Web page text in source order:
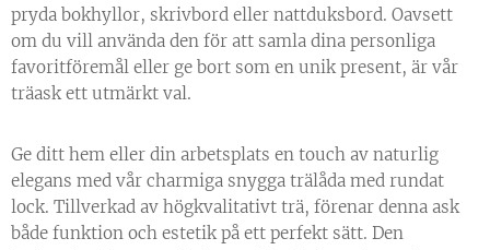
pryda bokhyllor, skrivbord eller nattduksbord. Oavsett
om du vill använda den för att samla dina personliga
favoritföremål eller ge bort som en unik present, är vår
träask ett utmärkt val.
Ge ditt hem eller din arbetsplats en touch av naturlig
elegans med vår charmiga snygga trälåda med rundat
lock. Tillverkad av högkvalitativt trä, förenar denna ask
både funktion och estetik på ett perfekt sätt. Den